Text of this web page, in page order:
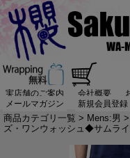
実店舗のご案内 会社概要
メールマガジン
新規会員登録
商品カテゴリ一覧 > Mens:男 >
ズ・ワンウォッシュ◆サムラ